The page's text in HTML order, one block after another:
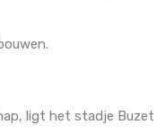
ligt het stadje Buzet